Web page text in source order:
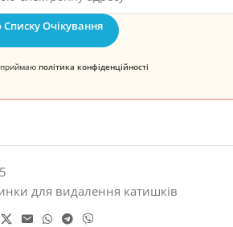
Очікування
приймаю політика конфіденційності
для видалення катишків